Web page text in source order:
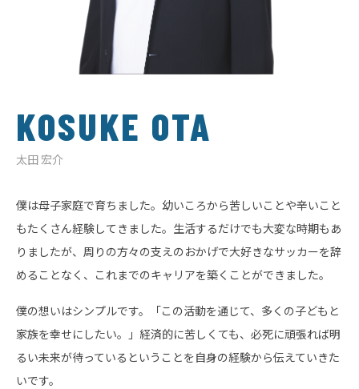
KOSUKE OTA
太田 宏介
僕は母子家庭で育ちました。幼いころから苦しいことや辛いこと
もたくさん経験してきました。生活するだけでも大変な時期もあ
りましたが、周りの方々の支えのおかげで大好きなサッカーを辞
めることなく、これまでのキャリアを築くことができました。
僕の想いはシンプルです。「この活動を通じて、多くの子どもと
家族を幸せにしたい。」経済的に苦しくても、必死に頑張れば明
るい未来が待っているということを自身の経験から伝えていきた
いです。